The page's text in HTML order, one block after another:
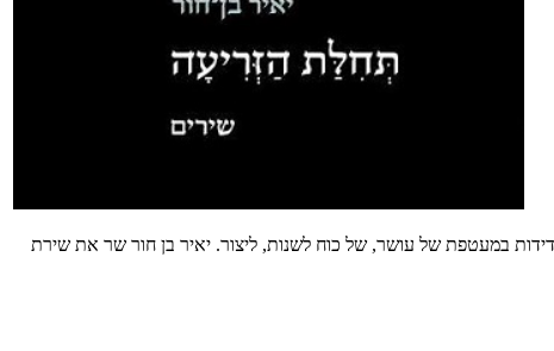
במעטפת של עושר, של כוח לשנות, ליצור. יאיר בן חור שר את שירת